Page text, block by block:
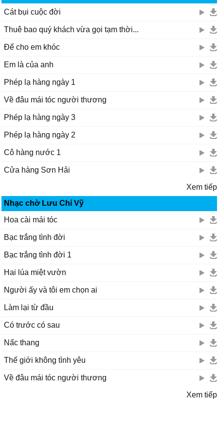
Cát bụi cuộc đời
Thuê bao quý khách vừa gọi tạm thời...
Để cho em khóc
Em là của anh
Phép lạ hàng ngày 1
Về đâu mái tóc người thương
Phép lạ hàng ngày 3
Phép lạ hàng ngày 2
Cô hàng nước 1
Cửa hàng Sơn Hải
Xem tiếp
Nhạc chờ Lưu Chí Vỹ
Hoa cài mái tóc
Bạc trắng tình đời
Bạc trắng tình đời 1
Hai lúa miệt vườn
Người ấy và tôi em chọn ai
Làm lại từ đầu
Có trước có sau
Nấc thang
Thế giới không tình yêu
Về đâu mái tóc người thương
Xem tiếp